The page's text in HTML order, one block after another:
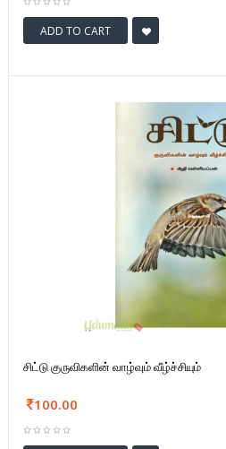
ADD TO CART
சிட்டு குருவிகளின் வாழ்வும் வீழ்ச்சியும்
100.00